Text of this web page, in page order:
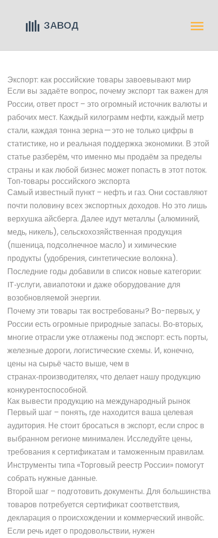
Экспорт: как российские товары завоевывают мир
Если вы задаёте вопрос, почему экспорт так важен для
России, ответ прост – это огромный источник валюты и
рабочих мест. Каждый килограмм нефти, каждый метр
стали, каждая тонна зерна — это не только цифры в
статистике, но и реальная поддержка экономики. В этой
статье разберём, что именно мы продаём за пределы
страны и как любой бизнес может попасть в этот поток.
Топ‑товары российского экспорта
Самый известный пункт – нефть и газ. Они составляют
почти половину всех экспортных доходов. Но это лишь
верхушка айсберга. Далее идут металлы (алюминий,
медь, никель), сельскохозяйственная продукция
(пшеница, подсолнечное масло) и химические
продукты (удобрения, синтетические волокна).
Последние годы добавили в список новые категории:
IT‑услуги, авиапотоки и даже оборудование для
возобновляемой энергии.
Почему эти товары так востребованы? Во-первых, у
России есть огромные природные запасы. Во‑вторых,
многие отрасли уже отлажены под экспорт: есть порты,
железные дороги, логистические схемы. И, конечно,
цены на сырьё часто выше, чем в
странах‑производителях, что делает нашу продукцию
конкурентоспособной.
Как вывести продукцию на международный рынок
Первый шаг – понять, где находится ваша целевая
аудитория. Не стоит бросаться в экспорт, если спрос в
выбранном регионе минимален. Исследуйте цены,
требования к сертификатам и таможенным правилам.
Инструменты типа «Торговый реестр России» помогут
собрать нужные данные.
Второй шаг – подготовить документы. Для большинства
товаров потребуется сертификат соответствия,
декларация о происхождении и коммерческий инвойс.
Если речь идет о продовольствии, нужен